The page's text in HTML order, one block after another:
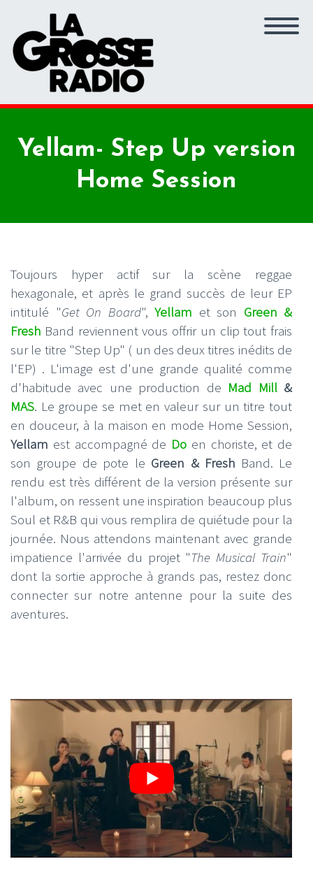
Yellam- Step Up version
Home Session
Toujours hyper actif sur la scène reggae
hexagonale, et après le grand succès de leur EP
intitulé "Get On Board", Yellam et son Green &
Fresh Band reviennent vous offrir un clip tout frais
sur le titre "Step Up" ( un des deux titres inédits de
l'EP) . L'image est d'une grande qualité comme
d'habitude avec une production de Mad Mill&
MAS. Le groupe se met en valeur sur un titre tout
en douceur, à la maison en mode Home Session,
Yellam est accompagné de Do en choriste, et de
son groupe de pote le Green & Fresh Band. Le
rendu est très différent de la version présente sur
l'album, on ressent une inspiration beaucoup plus
Soul et R&B qui vous remplira de quiétude pour la
journée. Nous attendons maintenant avec grande
impatience l'arrivée du projet "The Musical Train"
dont la sortie approche à grands pas, restez donc
connecter sur notre antenne pour la suite des
aventures.